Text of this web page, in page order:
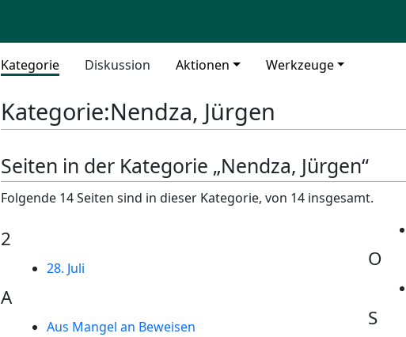
Kategorie Diskussion Aktionen Werkzeuge
Kategorie:Nendza, Jürgen
Seiten in der Kategorie „Nendza, Jürgen“
Folgende 14 Seiten sind in dieser Kategorie, von 14 insgesamt.
2
28. Juli
A
Aus Mangel an Beweisen
O
S